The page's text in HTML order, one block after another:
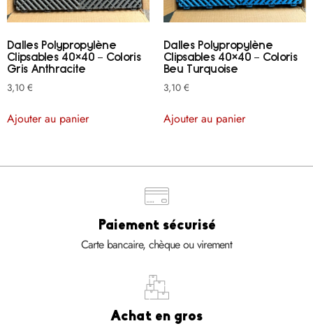
Dalles Polypropylène
Clipsables 40×40 – Coloris
Gris Anthracite
3,10 €
Ajouter au panier
Dalles Polypropylène
Clipsables 40×40 – Coloris
Beu Turquoise
3,10 €
Ajouter au panier
Paiement sécurisé
Carte bancaire, chèque ou virement
Achat en gros​